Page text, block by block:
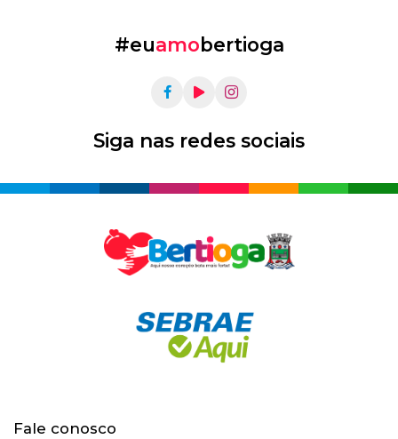
#euamobertioga
Siga nas redes sociais
Fale conosco